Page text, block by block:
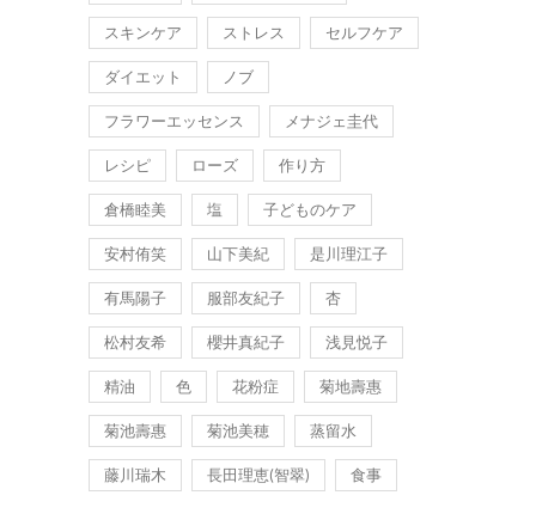
スキンケア ストレス セルフケア
ダイエット ノブ
フラワーエッセンス メナジェ圭代
レシピ ローズ 作り方
倉橋睦美 塩 子どものケア
安村侑笑 山下美紀 是川理江子
有馬陽子 服部友紀子 杏
松村友希 櫻井真紀子 浅見悦子
精油 色 花粉症 菊地壽惠
菊池壽惠 菊池美穂 蒸留水
藤川瑞木 長田理恵(智翠) 食事